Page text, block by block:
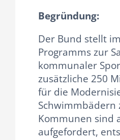
Begründung:
Der Bund stellt
Programms zur
kommunaler
zusätzliche 250
für die
Schwimmbädern
Kommunen sind
aufgefordert,